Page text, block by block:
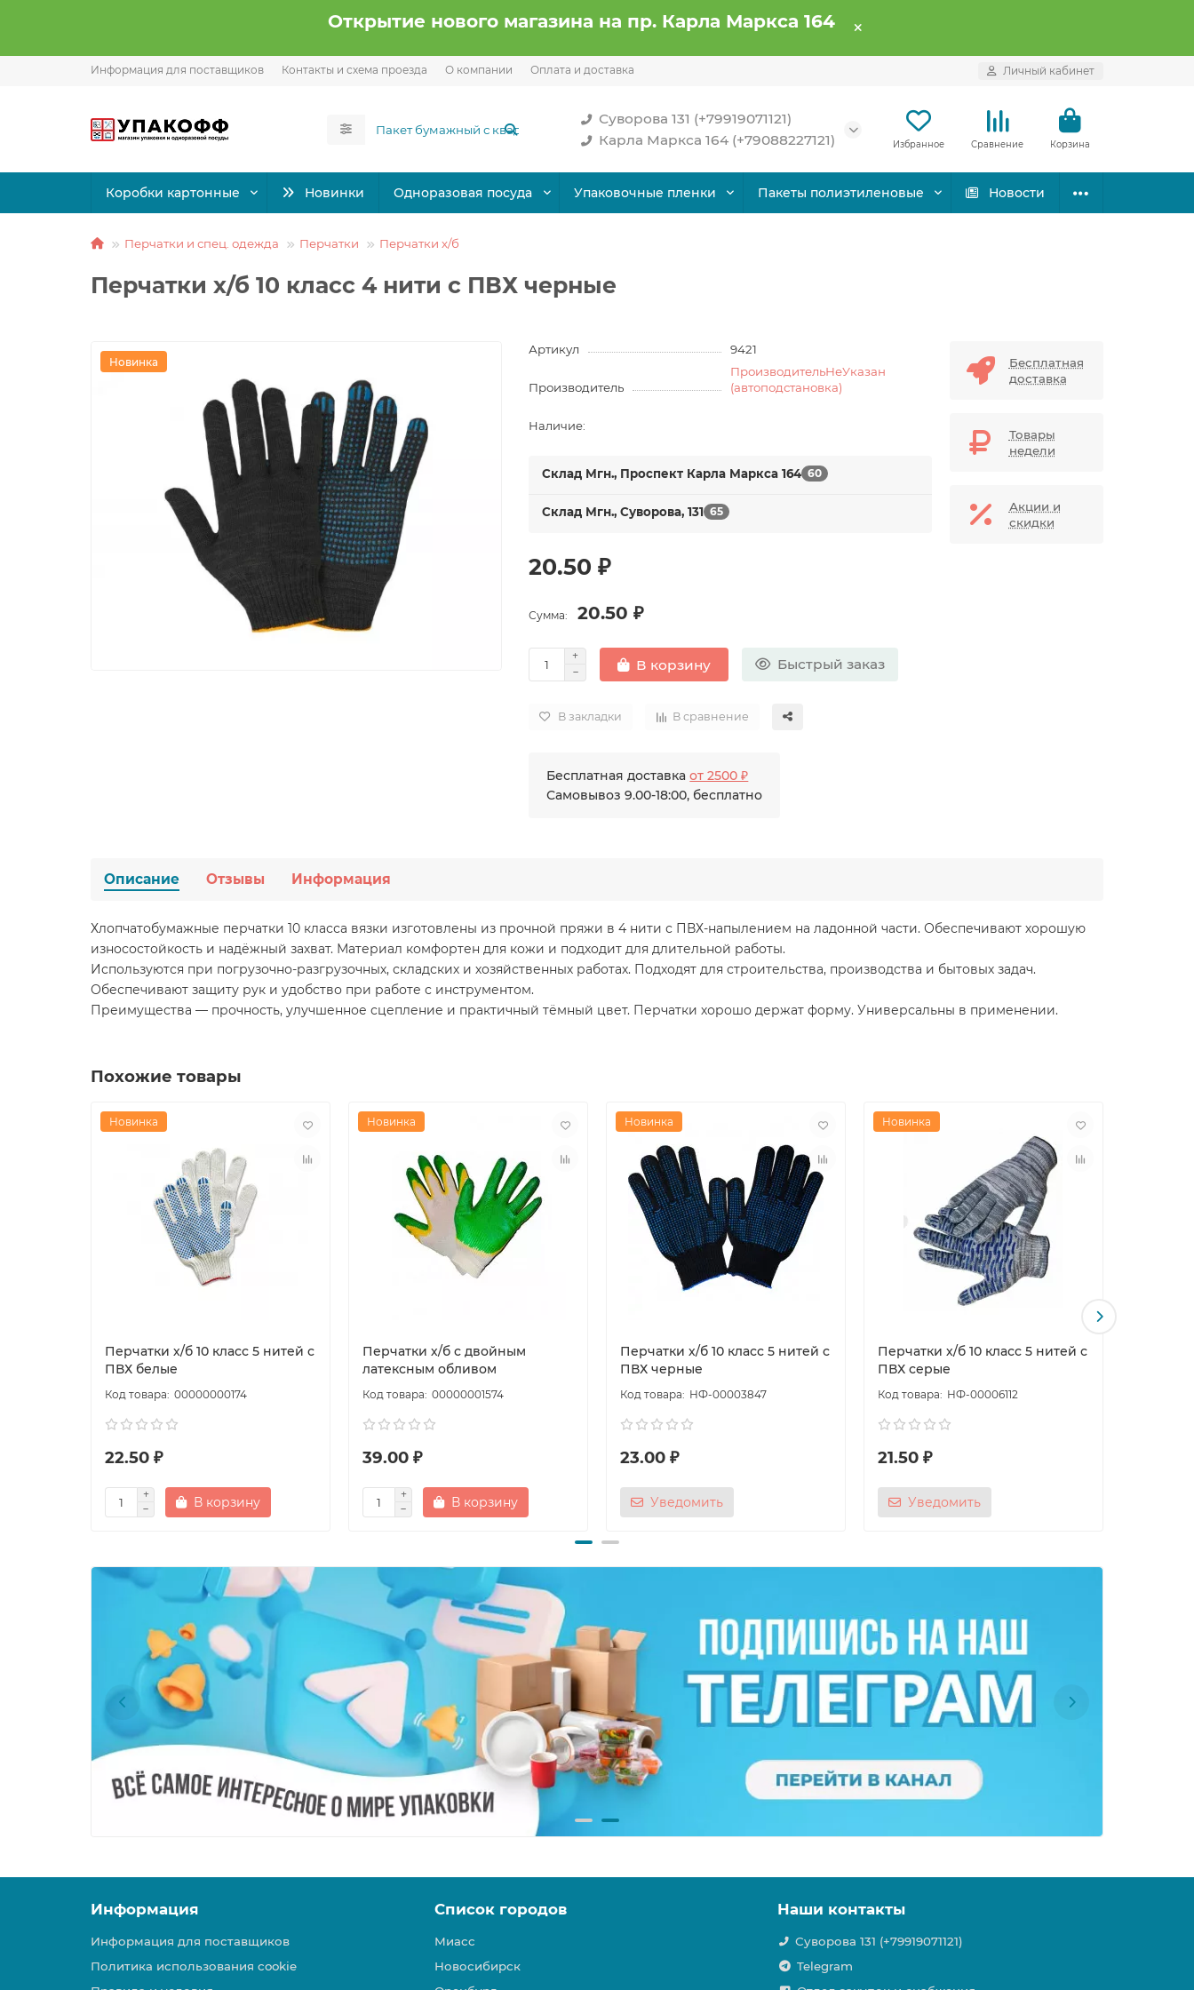
Открытие нового магазина на пр. Карла Маркса 164
Информация для поставщиков Контакты и схема проезда О компании Оплата и доставка Личный кабинет
Суворова 131 (+79919071121)
Карла Маркса 164 (+79088227121)
Избранное Сравнение Корзина
Коробки картонные Новинки Одноразовая посуда Упаковочные пленки Пакеты полиэтиленовые Новости
Перчатки и спец. одежда Перчатки Перчатки х/б
Перчатки х/б 10 класс 4 нити с ПВХ черные
Новинка
Артикул 9421
Производитель
ПроизводительНеУказан
(автоподстановка)
Наличие:
Склад Мгн., Проспект Карла Маркса 164 60
Склад Мгн., Суворова, 131 65
20.50 ₽
Сумма: 20.50 ₽
В корзину Быстрый заказ
В закладки В сравнение
Бесплатная доставкаот 2500 ₽
Самовывоз 9.00-18:00, бесплатно
Бесплатная
доставка
Товары
недели
Акции и
скидки
Описание Отзывы Информация
Хлопчатобумажные перчатки 10 класса вязки изготовлены из прочной пряжи в 4 нити с ПВХ-напылением на ладонной части. Обеспечивают хорошую
износостойкость и надёжный захват. Материал комфортен для кожи и подходит для длительной работы.
Используются при погрузочно-разгрузочных, складских и хозяйственных работах. Подходят для строительства, производства и бытовых задач.
Обеспечивают защиту рук и удобство при работе с инструментом.
Преимущества — прочность, улучшенное сцепление и практичный тёмный цвет. Перчатки хорошо держат форму. Универсальны в применении.
Похожие товары
Новинка
Перчатки х/б 10 класс 5 нитей с
ПВХ белые
00000000174
22.50 ₽
В корзину
Новинка
Перчатки х/б с двойным
латексным обливом
00000001574
39.00 ₽
В корзину
Новинка
Перчатки х/б 10 класс 5 нитей с
ПВХ черные
НФ-00003847
23.00 ₽
Уведомить
Новинка
Перчатки х/б 10 класс 5 нитей с
ПВХ серые
НФ-00006112
21.50 ₽
Уведомить
Информация
Информация для поставщиков
Политика использования cookie
Список городов
Миасс
Новосибирск
Наши контакты
Суворова 131 (+79919071121)
Telegram